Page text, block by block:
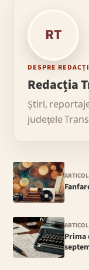
RT
DESPRE
Redacția
Știri,
județele
Prima